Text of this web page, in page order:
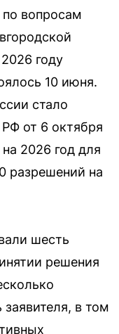
вопросам
году
10 июня.
стало
от 6 октября
2026 год для
разрешений на
шесть
решения
в том